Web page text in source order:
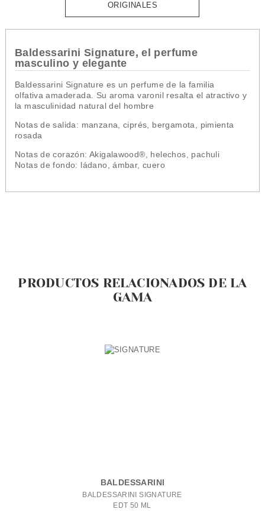
ORIGINALES
Baldessarini Signature, el perfume
masculino y elegante
Baldessarini Signature es un perfume de la familia
olfativa amaderada. Su aroma varonil resalta el atractivo y
la masculinidad natural del hombre
Notas de salida: manzana, ciprés, bergamota, pimienta
rosada
Notas de corazón: Akigalawood®, helechos, pachuli
Notas de fondo: ládano, ámbar, cuero
PRODUCTOS RELACIONADOS DE LA
GAMA
BALDESSARINI
BALDESSARINI SIGNATURE
EDT 50 ML